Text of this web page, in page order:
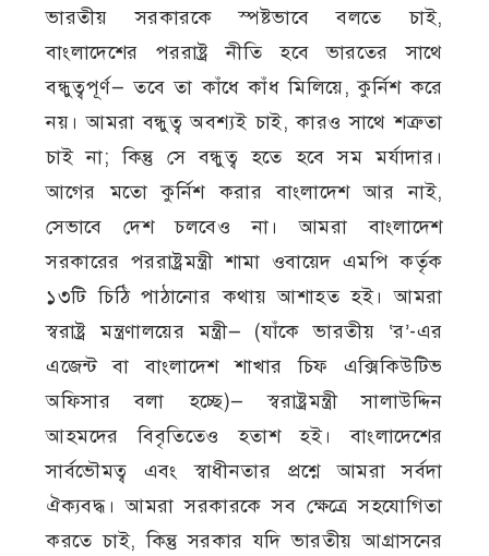
ভারতীয় সরকারকে স্পষ্টভাবে বলতে চাই,
বাংলাদেশের পররাষ্ট্র নীতি হবে ভারতের সাথে
বন্ধুত্বপূর্ণ— তবে তা কাঁধে কাঁধ মিলিয়ে, কুর্নিশ করে
নয়। আমরা বন্ধুত্ব অবশ্যই চাই, কারও সাথে শত্রুতা
চাই না; কিন্তু সে বন্ধুত্ব হতে হবে সম মর্যাদার।
আগের মতো কুর্নিশ করার বাংলাদেশ আর নাই,
সেভাবে দেশ চলবেও না। আমরা বাংলাদেশ
সরকারের পররাষ্ট্রমন্ত্রী শামা ওবায়েদ এমপি কর্তৃক
১৩টি চিঠি পাঠানোর কথায় আশাহত হই। আমরা
স্বরাষ্ট্র মন্ত্রণালয়ের মন্ত্রী— (যাঁকে ভারতীয় ‘র’-এর
এজেন্ট বা বাংলাদেশ শাখার চিফ এক্সিকিউটিভ
অফিসার বলা হচ্ছে)— স্বরাষ্ট্রমন্ত্রী সালাউদ্দিন
আহমদের বিবৃতিতেও হতাশ হই। বাংলাদেশের
সার্বভৌমত্ব এবং স্বাধীনতার প্রশ্নে আমরা সর্বদা
ঐক্যবদ্ধ। আমরা সরকারকে সব ক্ষেত্রে সহযোগিতা
করতে চাই, কিন্তু সরকার যদি ভারতীয় আগ্রাসনের